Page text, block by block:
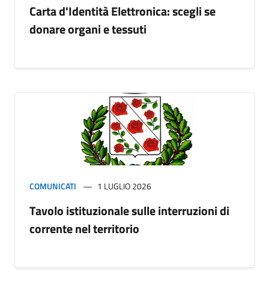
Carta d'Identità Elettronica: scegli se
donare organi e tessuti
COMUNICATI 1 LUGLIO 2026
Tavolo istituzionale sulle interruzioni di
corrente nel territorio